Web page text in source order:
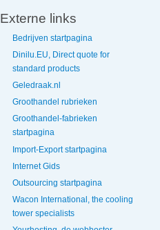
Externe links
Bedrijven startpagina
Dinilu.EU, Direct quote for
standard products
Geledraak.nl
Groothandel rubrieken
Groothandel-fabrieken
startpagina
Import-Export startpagina
Internet Gids
Outsourcing startpagina
Wacon International, the cooling
tower specialists